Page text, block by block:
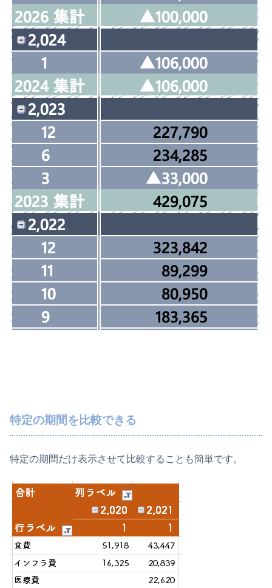
特定の期間を比較できる
特定の期間だけ表示させて比較することも簡単です。